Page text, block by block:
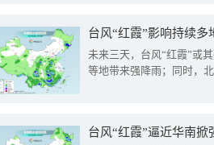
台风“红霞”影响持续
未来三天，台风“红霞”或
等地带来强降雨；同时，
台风“红霞”逼近华南